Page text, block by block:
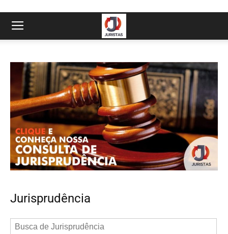
Jurisprudência